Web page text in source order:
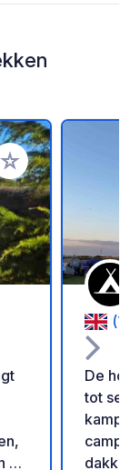
toe aan je
de
De
tot